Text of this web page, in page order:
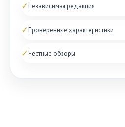
✓Независимая редакция
✓Проверенные характеристики
✓Честные обзоры